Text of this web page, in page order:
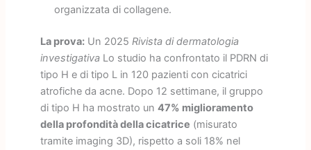
organizzata di collagene.
La prova:Un 2025 Rivista di dermatologia
investigativaLo studio ha confrontato il PDRN di
tipo H e di tipo L in 120 pazienti con cicatrici
atrofiche da acne. Dopo 12 settimane, il gruppo
di tipo H ha mostrato un 47% miglioramento
della profondità della cicatrice (misurato
tramite imaging 3D), rispetto a soli 18% nel